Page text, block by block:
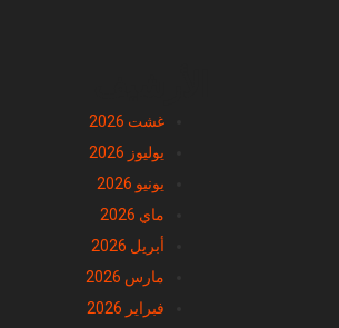
غشت 2026
يوليوز 2026
يونيو 2026
ماي 2026
أبريل 2026
مارس 2026
فبراير 2026